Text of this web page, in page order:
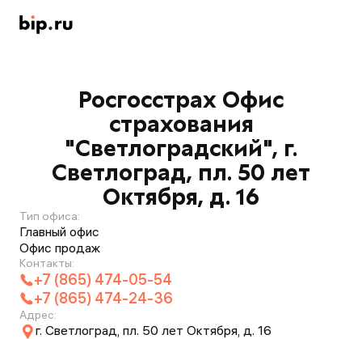
Росгосстрах Офис
страхования
"Светлоградский", г.
Светлоград, пл. 50 лет
Октября, д. 16
Тип офиса:
Главный офис
Офис продаж
Контакты:
+7 (865) 474-05-54
+7 (865) 474-24-36
Адрес:
г. Светлоград, пл. 50 лет Октября, д. 16